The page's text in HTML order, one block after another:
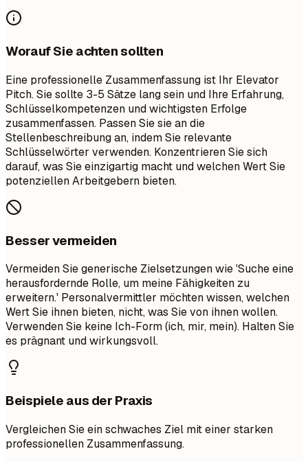
Worauf Sie achten sollten
Eine professionelle Zusammenfassung ist Ihr Elevator
Pitch. Sie sollte 3-5 Sätze lang sein und Ihre Erfahrung,
Schlüsselkompetenzen und wichtigsten Erfolge
zusammenfassen. Passen Sie sie an die
Stellenbeschreibung an, indem Sie relevante
Schlüsselwörter verwenden. Konzentrieren Sie sich
darauf, was Sie einzigartig macht und welchen Wert Sie
potenziellen Arbeitgebern bieten.
Besser vermeiden
Vermeiden Sie generische Zielsetzungen wie 'Suche eine
herausfordernde Rolle, um meine Fähigkeiten zu
erweitern.' Personalvermittler möchten wissen, welchen
Wert Sie ihnen bieten, nicht, was Sie von ihnen wollen.
Verwenden Sie keine Ich-Form (ich, mir, mein). Halten Sie
es prägnant und wirkungsvoll.
Beispiele aus der Praxis
Vergleichen Sie ein schwaches Ziel mit einer starken
professionellen Zusammenfassung.